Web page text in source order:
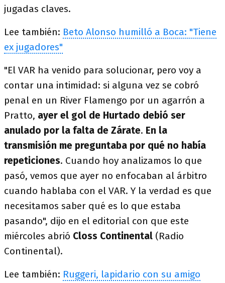
jugadas claves.
Lee también: Beto Alonso humilló a Boca: "Tiene
ex jugadores"
"El VAR ha venido para solucionar, pero voy a
contar una intimidad: si alguna vez se cobró
penal en un River Flamengo por un agarrón a
Pratto, ayer el gol de Hurtado debió ser
anulado por la falta de Zárate. En la
transmisión me preguntaba por qué no había
repeticiones. Cuando hoy analizamos lo que
pasó, vemos que ayer no enfocaban al árbitro
cuando hablaba con el VAR. Y la verdad es que
necesitamos saber qué es lo que estaba
pasando", dijo en el editorial con que este
miércoles abrió Closs Continental (Radio
Continental).
Lee también: Ruggeri, lapidario con su amigo